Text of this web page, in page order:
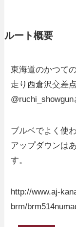
ルート概要
東海道のかつて
走り西倉沢交差
@ruchi_showgun
ブルベでよく使
アップダウンは
す。
http://www.aj-
brm/